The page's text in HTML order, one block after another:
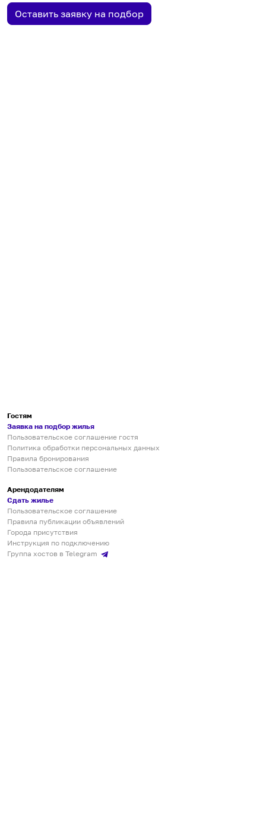
Оставить заявку на подбор
Гостям
Заявка на подбор жилья
Пользовательское соглашение гостя
Политика обработки персональных данных
Правила бронирования
Пользовательское соглашение
Арендодателям
Сдать жилье
Пользовательское соглашение
Правила публикации объявлений
Города присутствия
Инструкция по подключению
Группа хостов в Telegram